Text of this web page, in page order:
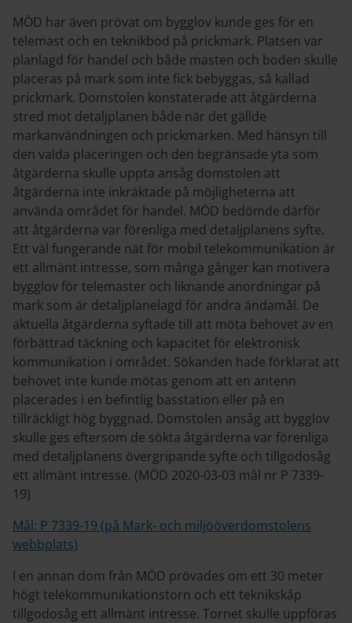
MÖD har även prövat om bygglov kunde ges för en
telemast och en teknikbod på prickmark. Platsen var
planlagd för handel och både masten och boden skulle
placeras på mark som inte fick bebyggas, så kallad
prickmark. Domstolen konstaterade att åtgärderna
stred mot detaljplanen både när det gällde
markanvändningen och prickmarken. Med hänsyn till
den valda placeringen och den begränsade yta som
åtgärderna skulle uppta ansåg domstolen att
åtgärderna inte inkräktade på möjligheterna att
använda området för handel. MÖD bedömde därför
att åtgärderna var förenliga med detaljplanens syfte.
Ett väl fungerande nät för mobil telekommunikation är
ett allmänt intresse, som många gånger kan motivera
bygglov för telemaster och liknande anordningar på
mark som är detaljplanelagd för andra ändamål. De
aktuella åtgärderna syftade till att möta behovet av en
förbättrad täckning och kapacitet för elektronisk
kommunikation i området. Sökanden hade förklarat att
behovet inte kunde mötas genom att en antenn
placerades i en befintlig basstation eller på en
tillräckligt hög byggnad. Domstolen ansåg att bygglov
skulle ges eftersom de sökta åtgärderna var förenliga
med detaljplanens övergripande syfte och tillgodosåg
ett allmänt intresse. (MÖD 2020-03-03 mål nr P 7339-
19)
Mål: P 7339-19 (på Mark- och miljööverdomstolens
webbplats)
I en annan dom från MÖD prövades om ett 30 meter
högt telekommunikationstorn och ett teknikskåp
tillgodosåg ett allmänt intresse. Tornet skulle uppföras